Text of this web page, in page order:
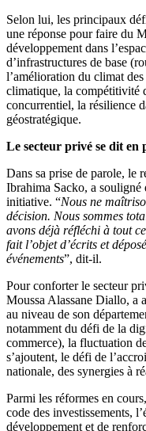
Selon lui, les principaux
une réponse pour faire du
développement dans
d’infrastructures de base
l’amélioration du climat
climatique, la compétitivité
concurrentiel, la résilience
géostratégique.
Le secteur privé se dit en
Dans sa prise de parole, le
Ibrahima Sacko, a souligné
initiative. “Nous ne
décision. Nous sommes
avons déjà réfléchi à tout
fait l’objet d’écrits et
événements”, dit-il.
Pour conforter le secteur
Moussa Alassane Diallo, a
au niveau de son
notamment du défi de la
commerce), la fluctuation
s’ajoutent, le défi de
nationale, des synergies à
Parmi les réformes en
code des investissements,
développement et de